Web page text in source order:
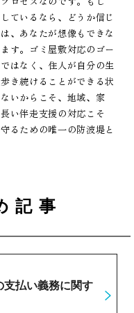
ているなら、どうか信じ
、あなたが想像もできな
す。ゴミ屋敷対応のゴー
はなく、住人が自分の生
き続けることができる状
いからこそ、地域、家
い伴走支援の対応こそ
るための唯一の防波堤と
記事
支払い義務に関す